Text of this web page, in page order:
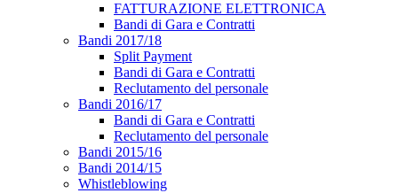
FATTURAZIONE ELETTRONICA
Bandi di Gara e Contratti
Bandi 2017/18
Split Payment
Bandi di Gara e Contratti
Reclutamento del personale
Bandi 2016/17
Bandi di Gara e Contratti
Reclutamento del personale
Bandi 2015/16
Bandi 2014/15
Whistleblowing